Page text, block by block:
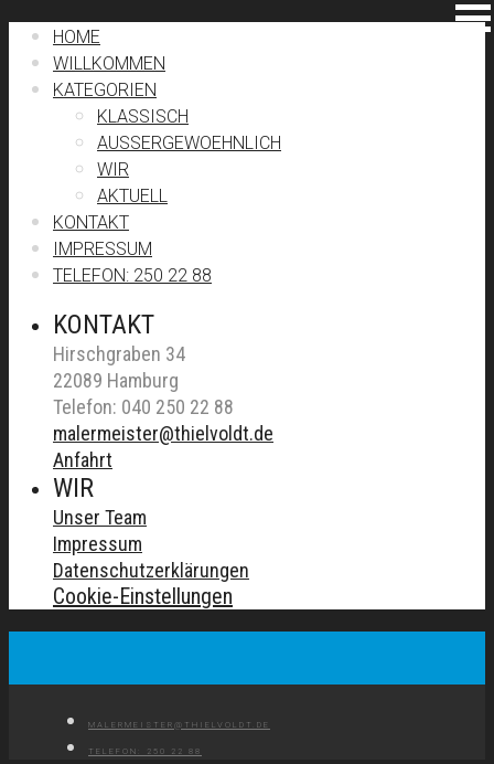
HOME
WILLKOMMEN
KATEGORIEN
KLASSISCH
AUSSERGEWOEHNLICH
WIR
AKTUELL
KONTAKT
IMPRESSUM
TELEFON: 250 22 88
KONTAKT
Hirschgraben 34
22089 Hamburg
Telefon: 040 250 22 88
malermeister@thielvoldt.de
Anfahrt
WIR
Unser Team
Impressum
Datenschutzerklärungen
Cookie-Einstellungen
MALERMEISTER@THIELVOLDT.DE
TELEFON: 250 22 88